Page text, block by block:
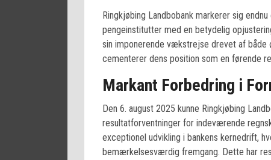
Ringkjøbing Landbobank markerer sig
pengeinstitutter med en betydelig
sin imponerende vækstrejse drevet af både
cementerer dens position som en førende
Markant Forbedring i
Den 6. august 2025 kunne Ringkjøbing
resultatforventninger for indeværende
exceptionel udvikling i bankens kernedrift,
bemærkelsesværdig fremgang. Dette har